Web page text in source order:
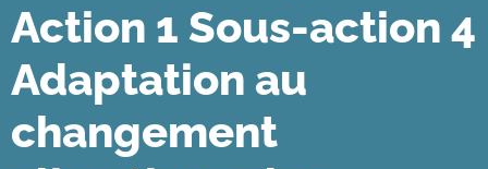
Action 1 Sous-action 4
Adaptation au
changement